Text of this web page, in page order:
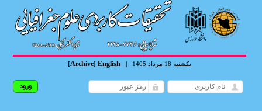
یکشنبه 18 مرداد 1405 |
English
[Archive]